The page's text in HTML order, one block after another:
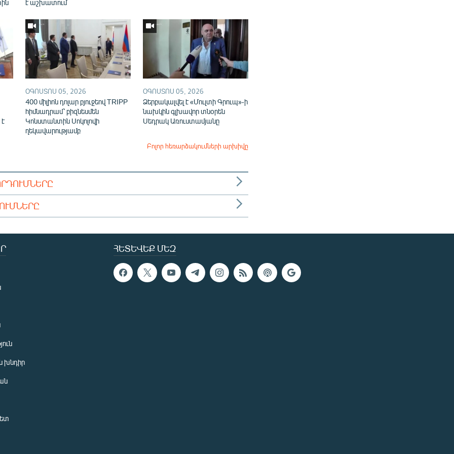
է աշխատում
ՕԳՈՍՏՈՍ 05, 2026
400 միլիոն դոլար բյուջեով TRIPP
հիմնադրամ՝ բիզնեսմեն
Կոնստանտին Սոկոլովի
ղեկավարությամբ
ՕԳՈՍՏՈՍ 05, 2026
Ձերբակալվել է «Մուլտի Գրուպ»-ի
նախկին գլխավոր տնօրեն
Սեդրակ Առուստամյանը
Բոլոր հեռարձակումների արխիվը
ՀԵՏԵՎԵՔ ՄԵԶ
խնդիր